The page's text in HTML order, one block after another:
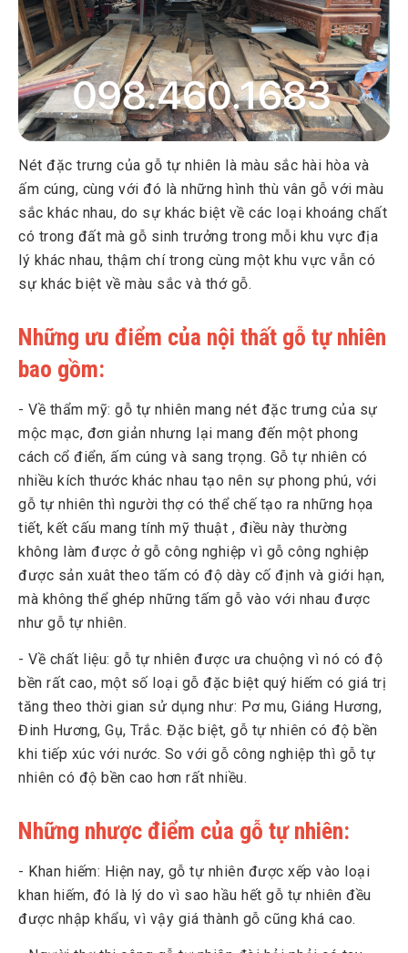
Nét đặc trưng của gỗ tự nhiên là màu sắc hài hòa và
ấm cúng, cùng với đó là những hình thù vân gỗ với màu
sắc khác nhau, do sự khác biệt về các loại khoáng chất
có trong đất mà gỗ sinh trưởng trong mỗi khu vực địa
lý khác nhau, thậm chí trong cùng một khu vực vẫn có
sự khác biệt về màu sắc và thớ gỗ.
Những ưu điểm của nội thất gỗ tự nhiên
bao gồm:
- Về thẩm mỹ: gỗ tự nhiên mang nét đặc trưng của sự
mộc mạc, đơn giản nhưng lại mang đến một phong
cách cổ điển, ấm cúng và sang trọng. Gỗ tự nhiên có
nhiều kích thước khác nhau tạo nên sự phong phú, với
gỗ tự nhiên thì người thợ có thể chế tạo ra những họa
tiết, kết cấu mang tính mỹ thuật , điều này thường
không làm được ở gỗ công nghiệp vì gỗ công nghiệp
được sản xuât theo tấm có độ dày cố định và giới hạn,
mà không thể ghép những tấm gỗ vào với nhau được
như gỗ tự nhiên.
- Về chất liệu: gỗ tự nhiên được ưa chuộng vì nó có độ
bền rất cao, một số loại gỗ đặc biệt quý hiếm có giá trị
tăng theo thời gian sử dụng như: Pơ mu, Giáng Hương,
Đinh Hương, Gụ, Trắc. Đặc biệt, gỗ tự nhiên có độ bền
khi tiếp xúc với nước. So với gỗ công nghiệp thì gỗ tự
nhiên có độ bền cao hơn rất nhiều.
Những nhược điểm của gỗ tự nhiên:
- Khan hiếm: Hiện nay, gỗ tự nhiên được xếp vào loại
khan hiếm, đó là lý do vì sao hầu hết gỗ tự nhiên đều
được nhập khẩu, vì vậy giá thành gỗ cũng khá cao.